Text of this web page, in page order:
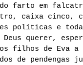
farto em
caixa cinco,
políticas e toda
querer,
filhos de Eva
de pendengas